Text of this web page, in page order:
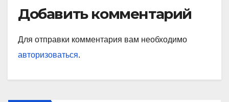
Добавить комментарий
Для отправки комментария вам необходимо
авторизоваться.